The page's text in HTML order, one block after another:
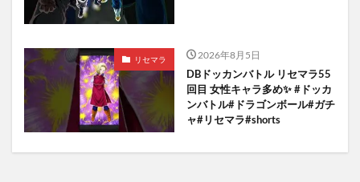
リセマラ 2026年8月5日
DBドッカンバトル リセマラ55
回目 女性キャラ多め✨️ #ドッカ
ンバトル#ドラゴンボール#ガチ
ャ#リセマラ#shorts